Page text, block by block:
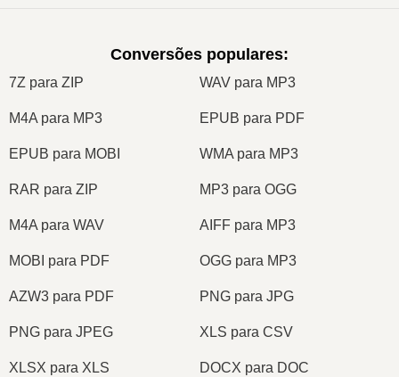
Conversões populares:
7Z para ZIP WAV para MP3
M4A para MP3 EPUB para PDF
EPUB para MOBI WMA para MP3
RAR para ZIP MP3 para OGG
M4A para WAV AIFF para MP3
MOBI para PDF OGG para MP3
AZW3 para PDF PNG para JPG
PNG para JPEG XLS para CSV
XLSX para XLS DOCX para DOC